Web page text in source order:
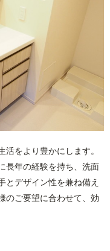
をより豊かにします。
長年の経験を持ち、洗面
とデザイン性を兼ね備え
のご要望に合わせて、効